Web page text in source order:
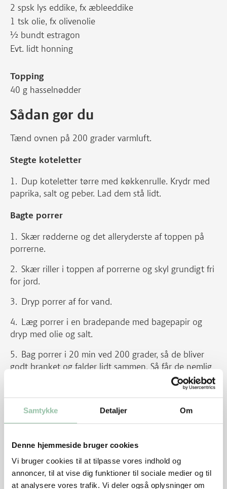
Samtykke Detaljer Om
Denne hjemmeside bruger cookies
Vi bruger cookies til at tilpasse vores indhold og
annoncer, til at vise dig funktioner til sociale medier og til
at analysere vores trafik. Vi deler også oplysninger om
2 spsk lys eddike, fx æbleeddike
1 tsk olie, fx olivenolie
½ bundt estragon
Evt. lidt honning
Topping
40 g hasselnødder
Sådan gør du
Tænd ovnen på 200 grader varmluft.
Stegte koteletter
Dup koteletter tørre med køkkenrulle. Krydr med
paprika, salt og peber. Lad dem stå lidt.
Bagte porrer
Skær rødderne og det alleryderste af toppen på
porrerne.
Skær riller i toppen af porrerne og skyl grundigt fri
for jord.
Dryp porrer af for vand.
Læg porrer i en bradepande med bagepapir og
dryp med olie og salt.
Bag porrer i 20 min ved 200 grader, så de bliver
godt branket og falder lidt sammen. Så får de nemlig
en stor sødme og mister det meste af den skarpe
smag, samtidig med at porresmagen bliver ret intens.
Appelsindressing
pande.
Steg dem 1-2 minutter på hver side, så de får en
flot brændt og karamelliseret overflade.